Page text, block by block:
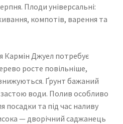
Плоди універсальні:
компотів, варення та
Кармін Джуел потребує
росте повільніше,
Ґрунт бажаний
води. Полив особливо
посадки та під час наливу
— дворічний саджанець